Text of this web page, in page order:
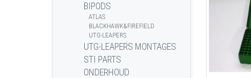
BIPODS
ATLAS
BLACKHAWK&FIREFIELD
UTG-LEAPERS
UTG-LEAPERS MONTAGES
STI PARTS
ONDERHOUD